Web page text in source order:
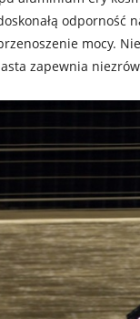
odporność
mocy.
zapewnia